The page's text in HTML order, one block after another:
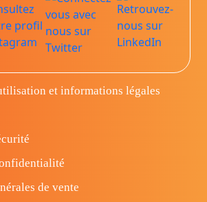
et informations légales
de vente